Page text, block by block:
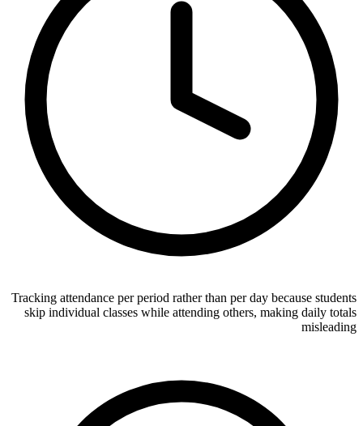
Tracking attendance per period rather than per day because students
skip individual classes while attending others, making daily totals
misleading